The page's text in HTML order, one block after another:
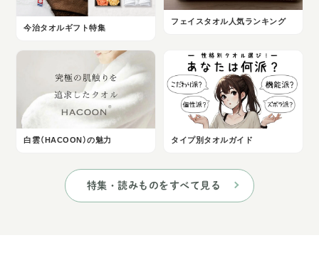
今治タオルギフト特集
フェイスタオル人気ランキング
白雲（HACOON）の魅力 タイプ別タオルガイド
特集・読みものをすべて見る